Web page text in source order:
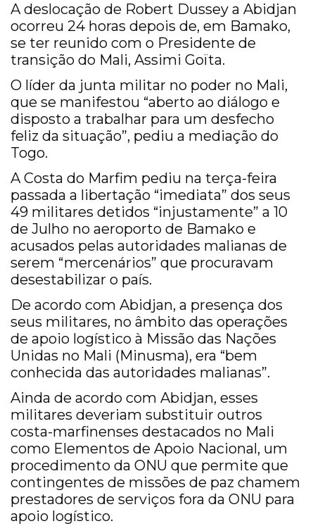
A deslocação de Robert Dussey a Abidjan
ocorreu 24 horas depois de, em Bamako,
se ter reunido com o Presidente de
transição do Mali, Assimi Goïta.
O líder da junta militar no poder no Mali,
que se manifestou “aberto ao diálogo e
disposto a trabalhar para um desfecho
feliz da situação”, pediu a mediação do
Togo.
A Costa do Marfim pediu na terça-feira
passada a libertação “imediata” dos seus
49 militares detidos “injustamente” a 10
de Julho no aeroporto de Bamako e
acusados pelas autoridades malianas de
serem “mercenários” que procuravam
desestabilizar o país.
De acordo com Abidjan, a presença dos
seus militares, no âmbito das operações
de apoio logístico à Missão das Nações
Unidas no Mali (Minusma), era “bem
conhecida das autoridades malianas”.
Ainda de acordo com Abidjan, esses
militares deveriam substituir outros
costa-marfinenses destacados no Mali
como Elementos de Apoio Nacional, um
procedimento da ONU que permite que
contingentes de missões de paz chamem
prestadores de serviços fora da ONU para
apoio logístico.